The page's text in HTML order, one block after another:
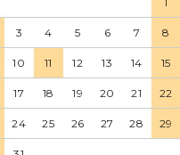
3 4 5 6 7 8
10 11 12 13 14 15
17 18 19 20 21 22
24 25 26 27 28 29